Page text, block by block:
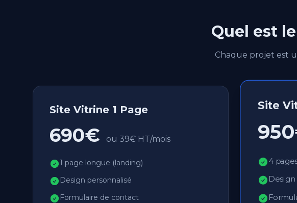
Quel est
Chaque projet est
Site Vitrine 1 Page
690€ ou 39€ HT/mois
1 page longue (landing)
Design personnalisé
Formulaire de contact
Site
4